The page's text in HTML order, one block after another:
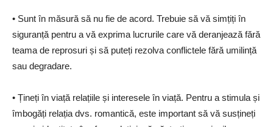
• Sunt în măsură să nu fie de acord. Trebuie să vă simțiți în
siguranță pentru a vă exprima lucrurile care vă deranjează fără
teama de reprosuri și să puteți rezolva conflictele fără umilință
sau degradare.
• Țineți în viață relațiile și interesele în viață. Pentru a stimula și
îmbogăți relația dvs. romantică, este important să vă susțineți